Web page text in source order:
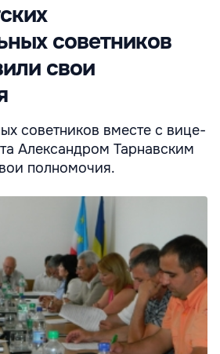
советников
свои
советников вместе с вице-
Александром Тарнавским
полномочия.